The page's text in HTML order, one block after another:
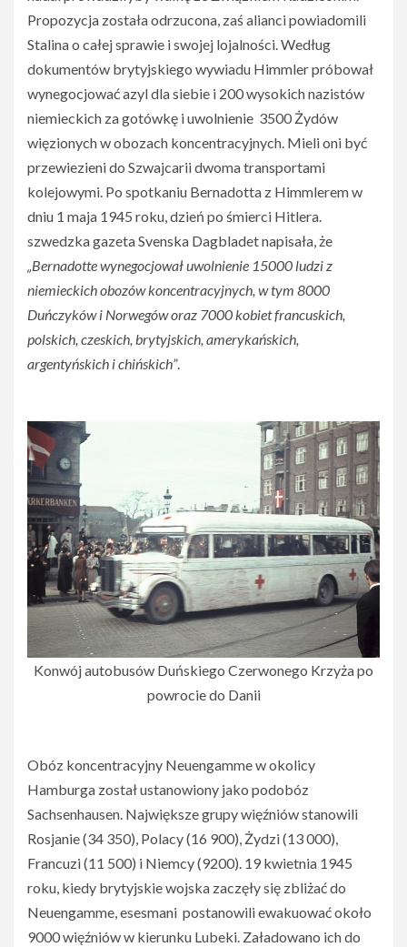
Propozycja została odrzucona, zaś alianci powiadomili
Stalina o całej sprawie i swojej lojalności. Według
dokumentów brytyjskiego wywiadu Himmler próbował
wynegocjować azyl dla siebie i 200 wysokich nazistów
niemieckich za gotówkę i uwolnienie 3500 Żydów
więzionych w obozach koncentracyjnych. Mieli oni być
przewiezieni do Szwajcarii dwoma transportami
kolejowymi. Po spotkaniu Bernadotta z Himmlerem w
dniu 1 maja 1945 roku, dzień po śmierci Hitlera.
szwedzka gazeta Svenska Dagbladet napisała, że
„Bernadotte wynegocjował uwolnienie 15000 ludzi z
niemieckich obozów koncentracyjnych, w tym 8000
Duńczyków i Norwegów oraz 7000 kobiet francuskich,
polskich, czeskich, brytyjskich, amerykańskich,
argentyńskich i chińskich”.
Konwój autobusów Duńskiego Czerwonego Krzyża po
powrocie do Danii
Obóz koncentracyjny Neuengamme w okolicy
Hamburga został ustanowiony jako podobóz
Sachsenhausen. Największe grupy więźniów stanowili
Rosjanie (34 350), Polacy (16 900), Żydzi (13 000),
Francuzi (11 500) i Niemcy (9200). 19 kwietnia 1945
roku, kiedy brytyjskie wojska zaczęły się zbliżać do
Neuengamme, esesmani postanowili ewakuować około
9000 więźniów w kierunku Lubeki. Załadowano ich do